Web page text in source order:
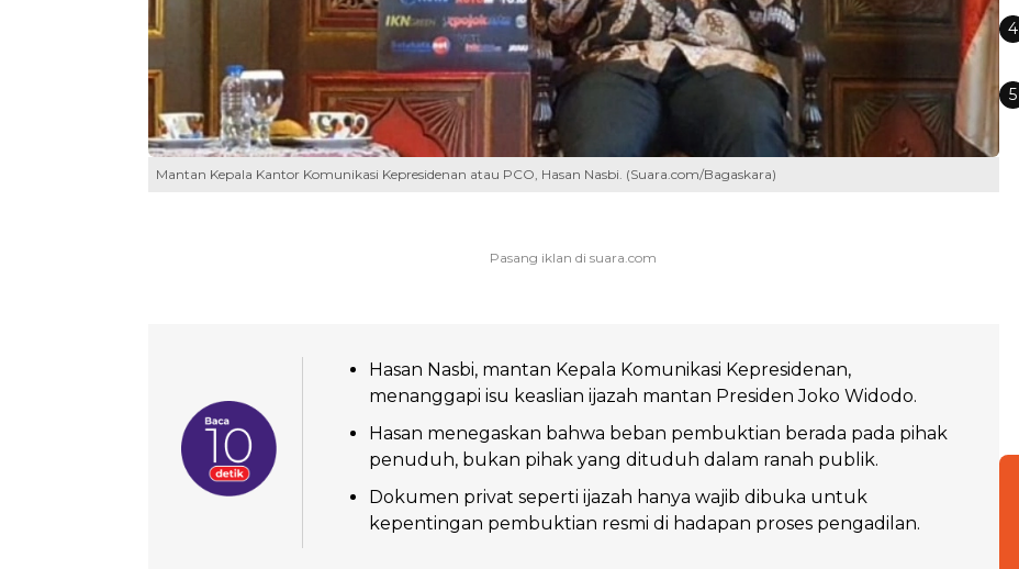
Mantan Kepala Kantor Komunikasi Kepresidenan atau PCO, Hasan Nasbi. (Suara.com/Bagaskara)
Hasan Nasbi, mantan Kepala Komunikasi Kepresidenan,
menanggapi isu keaslian ijazah mantan Presiden Joko Widodo.
Hasan menegaskan bahwa beban pembuktian berada pada pihak
penuduh, bukan pihak yang dituduh dalam ranah publik.
Dokumen privat seperti ijazah hanya wajib dibuka untuk
kepentingan pembuktian resmi di hadapan proses pengadilan.
4
5